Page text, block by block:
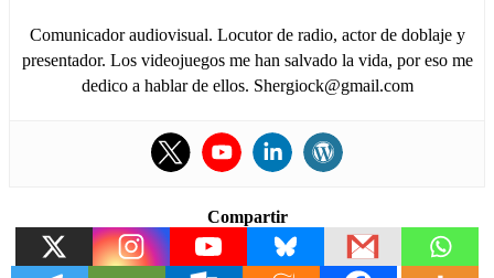
Comunicador audiovisual. Locutor de radio, actor de doblaje y
presentador. Los videojuegos me han salvado la vida, por eso me
dedico a hablar de ellos. Shergiock@gmail.com
Compartir